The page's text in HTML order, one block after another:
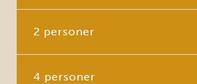
2 personer
4 personer